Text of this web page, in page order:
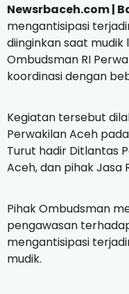
Newsrbaceh.com |
mengantisipasi
diinginkan saat mudik
Ombudsman RI
koordinasi dengan
Kegiatan tersebut
Perwakilan Aceh
Turut hadir Ditlantas
Aceh, dan pihak Jasa
Pihak Ombudsman
pengawasan
mengantisipasi
mudik.